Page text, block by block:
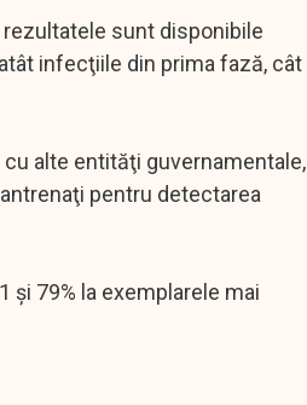
sunt disponibile
infecţiile din prima fază, cât
alte entităţi guvernamentale,
pentru detectarea
şi 79% la exemplarele mai